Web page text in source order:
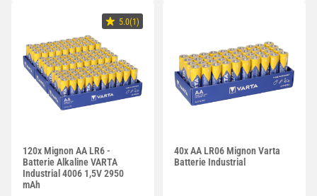
5.0(1)
120x Mignon AA LR6 -
Batterie Alkaline VARTA
Industrial 4006 1,5V 2950
mAh
40x AA LR06 Mignon Varta
Batterie Industrial